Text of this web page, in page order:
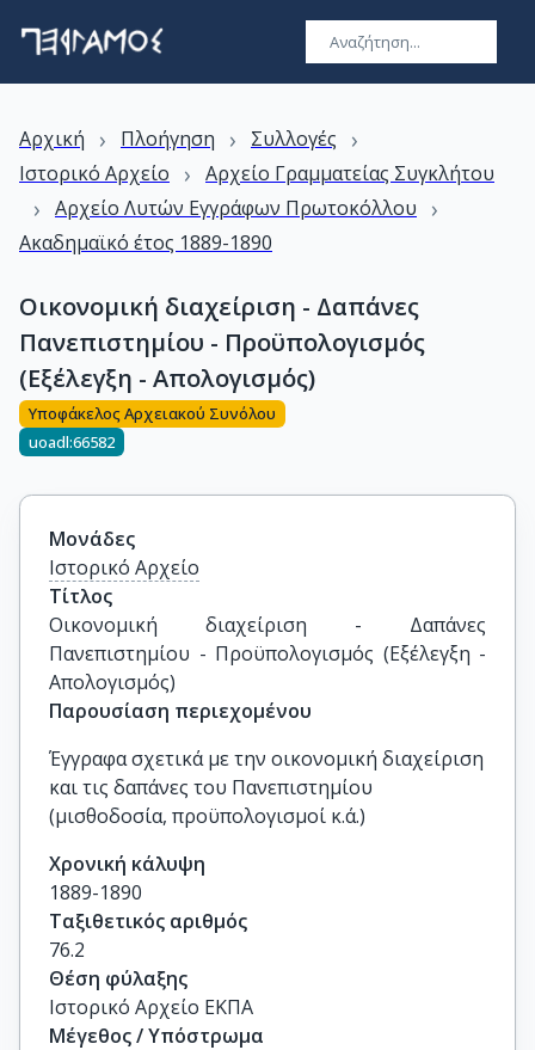
Αρχική › Πλοήγηση › Συλλογές ›
Ιστορικό Αρχείο › Αρχείο Γραμματείας Συγκλήτου
› Αρχείο Λυτών Εγγράφων Πρωτοκόλλου ›
Ακαδημαϊκό έτος 1889-1890
Οικονομική διαχείριση - Δαπάνες
Πανεπιστημίου - Προϋπολογισμός
(Εξέλεγξη - Απολογισμός)
Υποφάκελος Αρχειακού Συνόλου
uoadl:66582
Μονάδες
Ιστορικό Αρχείο
Τίτλος
Οικονομική διαχείριση - Δαπάνες
Πανεπιστημίου - Προϋπολογισμός (Εξέλεγξη -
Απολογισμός)
Παρουσίαση περιεχομένου
Έγγραφα σχετικά με την οικονομική διαχείριση
και τις δαπάνες του Πανεπιστημίου
(μισθοδοσία, προϋπολογισμοί κ.ά.)
Χρονική κάλυψη
1889-1890
Ταξιθετικός αριθμός
76.2
Θέση φύλαξης
Ιστορικό Αρχείο ΕΚΠΑ
Μέγεθος / Υπόστρωμα